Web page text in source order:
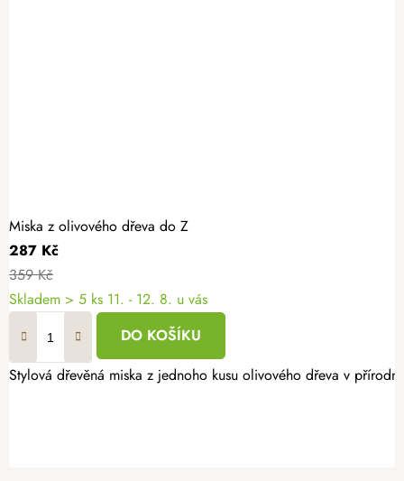
Miska z olivového dřeva do Z
287 Kč
359 Kč
Skladem > 5 ks 11. - 12. 8. u vás
DO KOŠÍKU
Stylová dřevěná miska z jednoho kusu olivového dřeva v